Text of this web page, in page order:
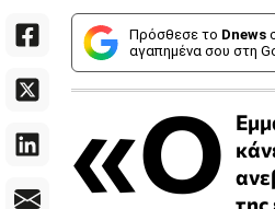
Πρόσθεσε το Dnews
αγαπημένα σου στη
«Ο της